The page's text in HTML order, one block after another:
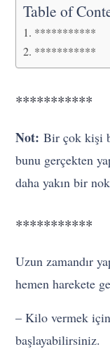
Table of
***********
***********
***********
Not: Bir çok kişi
bunu gerçekten
daha yakın bir
***********
Uzun zamandır
hemen harekete
– Kilo vermek
başlayabilirsiniz.